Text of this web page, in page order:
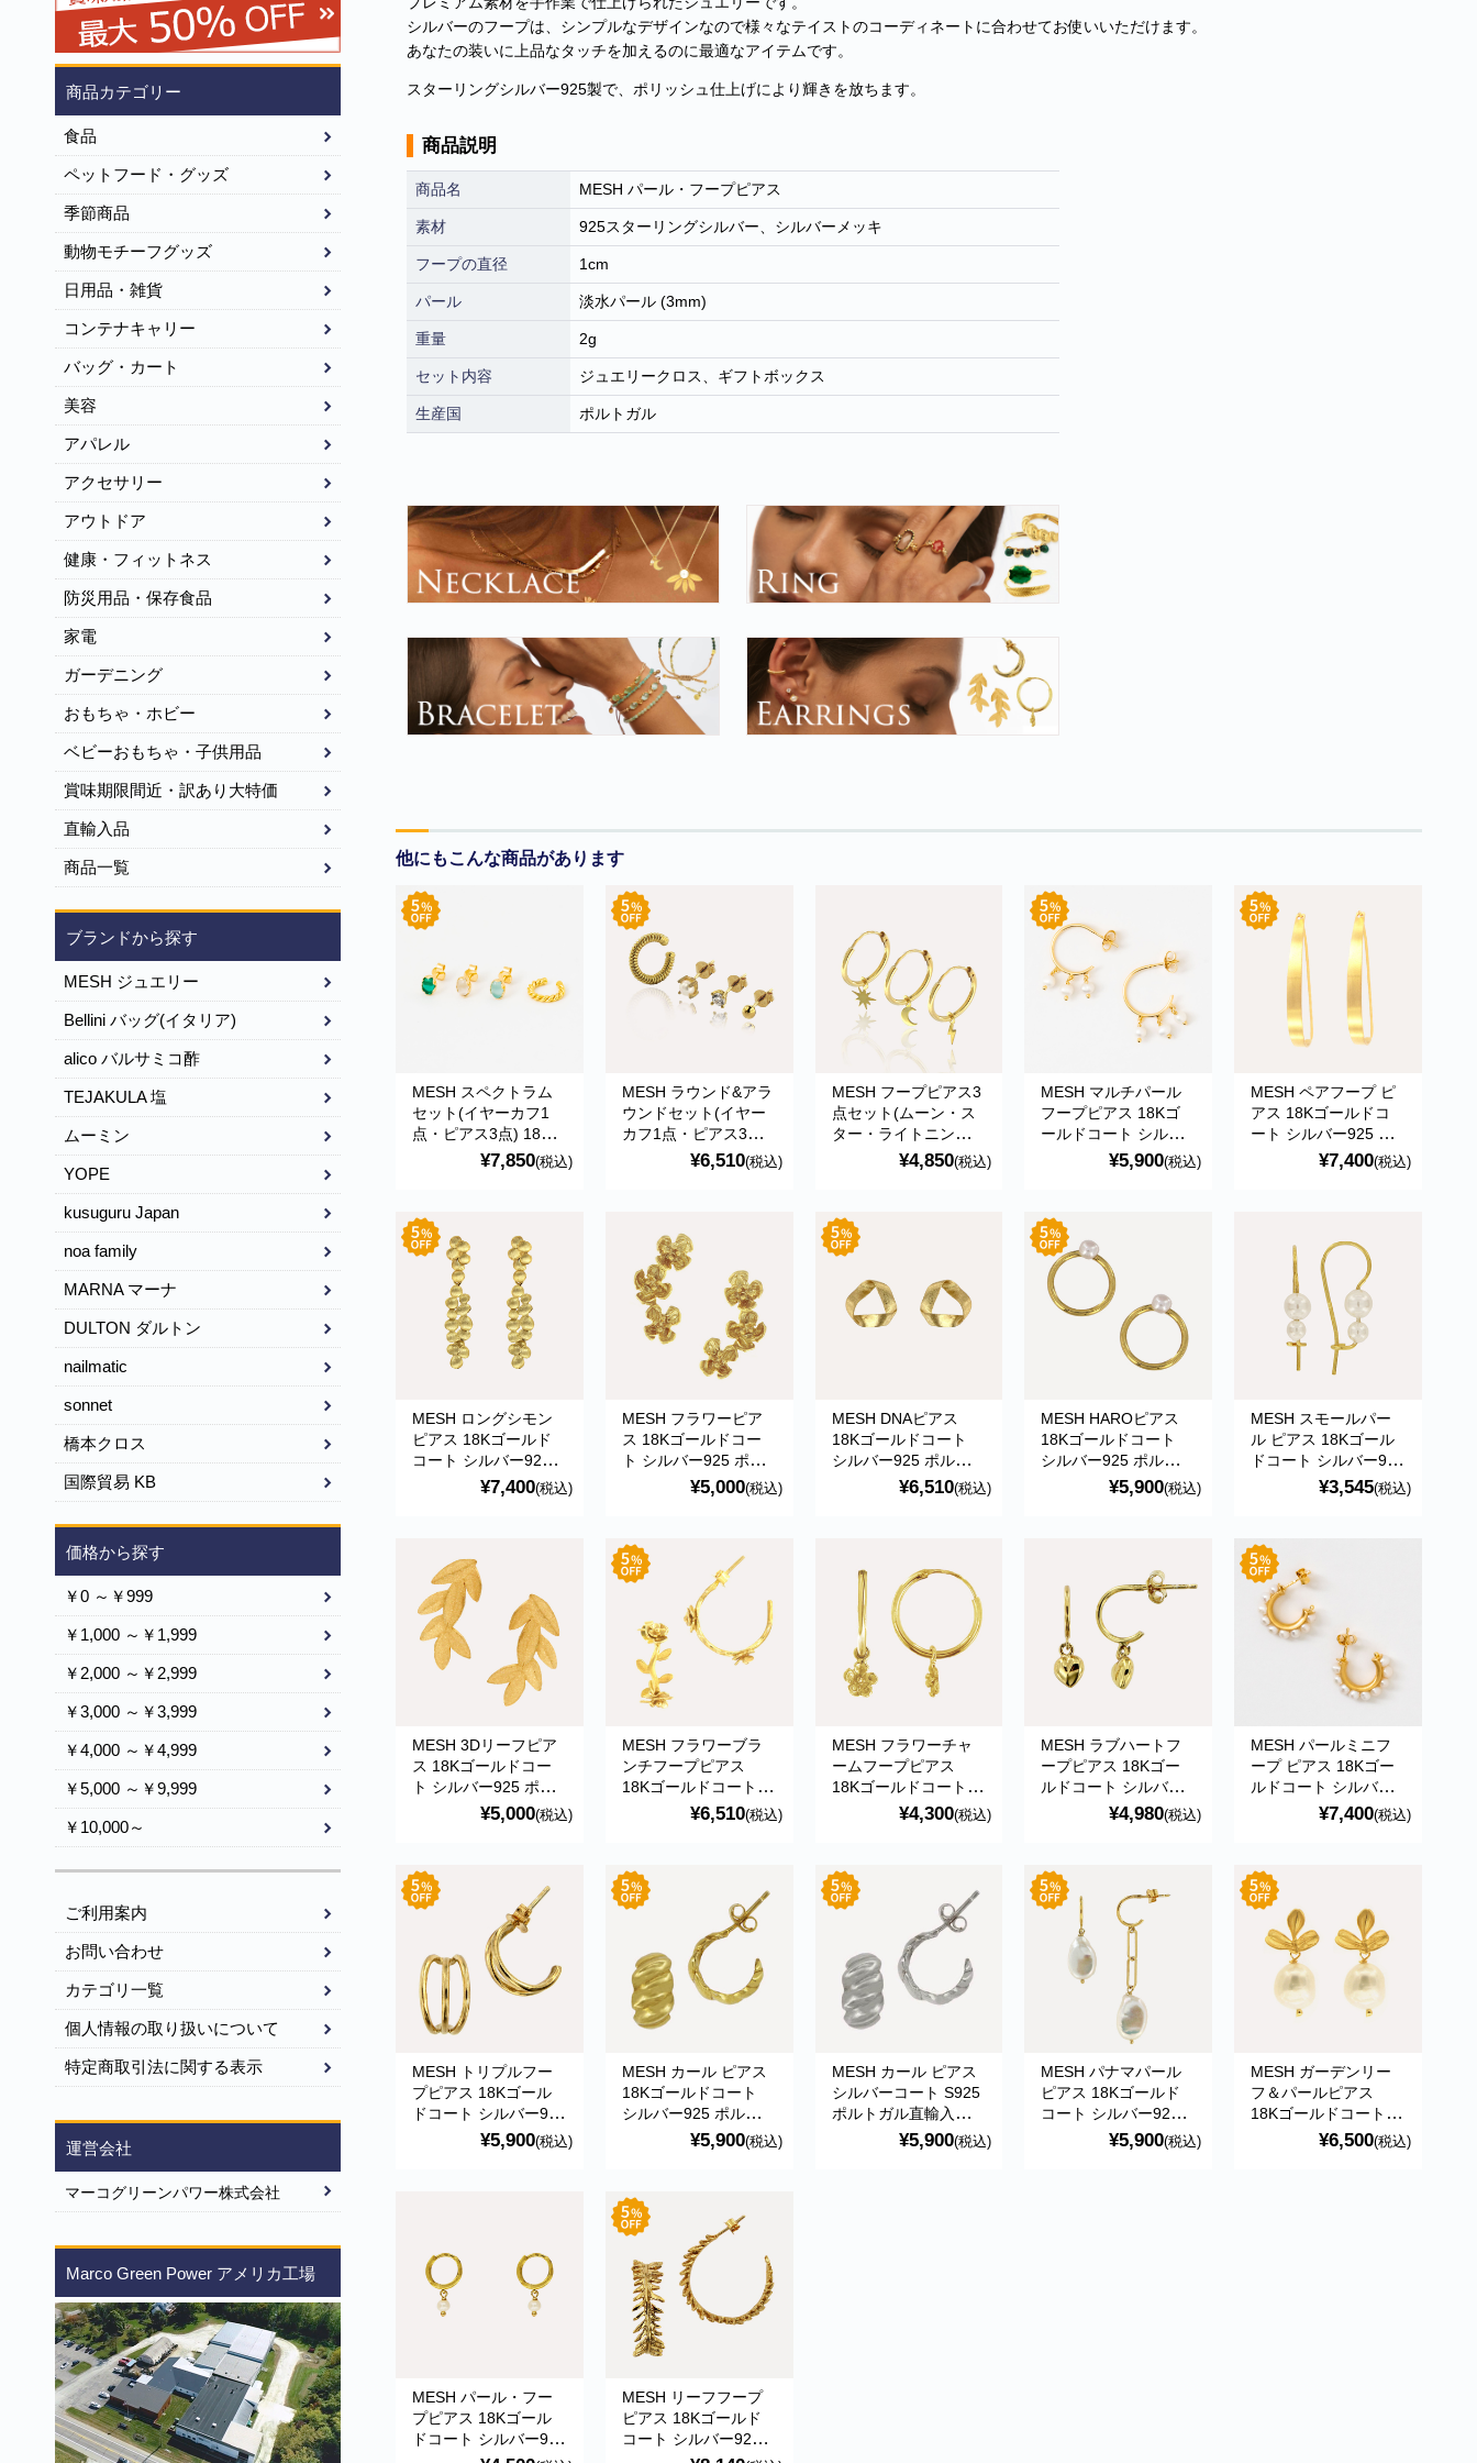
シルバーのフープは、シンプルなデザインなので様々なテイストのコーディネートに合わせてお使いいただけます。
あなたの装いに上品なタッチを加えるのに最適なアイテムです。
スターリングシルバー925製で、ポリッシュ仕上げにより輝きを放ちます。
商品説明
商品名 MESH パール・フープピアス
素材 925スターリングシルバー シルバーメッキ
フープの直径 1cm
パール 淡水パール (3mm)
重量 2g
セット内容 ジュエリークロス、ギフトボックス
生産国 ポルトガル
他にもこんな商品があります
MESH スペクトラム
セット(イヤーカフ1
点・ピアス3点) 18Kゴ
ールドコート シルバ
ー925 ポルトガル直輸
Earrings
¥7,850(税込)
MESH ラウンド&アラ
ウンドセット(イヤー
カフ1点・ピアス3点)
18Kゴールドコート
シルバー925 ポルトガ
¥6,510(税込)
MESH フープピアス3
点セット(ムーン・ス
ター・ライトニング)
18Kゴールドコート
シルバー925 ポルトガ
Gold Earrings
¥4,850(税込)
MESH マルチパール
フープピアス 18Kゴ
ールドコート シルバ
ー925 ポルトガル直輸
入 ARG0037M Gold
¥5,900(税込)
MESH ペアフープ ピ
アス 18Kゴールドコ
ート シルバー925 ポ
ルトガル直輸入
ARG0007 Gold
¥7,400(税込)
MESH ロングシモン
ピアス 18Kゴールド
コート シルバー925
ポルトガル直輸入
BRI358 Gold Earrings
¥7,400(税込)
MESH フラワーピア
ス 18Kゴールドコー
ト シルバー925 ポル
トガル直輸入
BRI0023MF Gold
¥5,000(税込)
MESH DNAピアス
18Kゴールドコート
シルバー925 ポルトガ
ル直輸入 BRI0332
Gold Earrings
¥6,510(税込)
MESH HAROピアス
18Kゴールドコート
シルバー925 ポルトガ
ル直輸入 BRI0103
Gold Earrings
¥5,900(税込)
MESH スモールパー
ル ピアス 18Kゴール
ドコート シルバー925
ポルトガル直輸入
BRI369 Gold Earrings
¥3,545(税込)
MESH 3Dリーフピア
ス 18Kゴールドコー
ト シルバー925 ポル
トガル直輸入
BRI00233D Gold
¥5,000(税込)
MESH フラワーブラ
ンチフープピアス
18Kゴールドコート
シルバー925 ポルトガ
ル直輸入 BRI0061F
¥6,510(税込)
MESH フラワーチャ
ームフープピアス
18Kゴールドコート
シルバー925 ポルトガ
ル直輸入 ARG0014G
¥4,300(税込)
MESH ラブハートフ
ープピアス 18Kゴー
ルドコート シルバー
925 ポルトガル直輸入
ARG337 Gold
¥4,980(税込)
MESH パールミニフ
ープ ピアス 18Kゴー
ルドコート シルバー
925 ポルトガル直輸入
ARG0025MI Gold
¥7,400(税込)
MESH トリプルフー
プピアス 18Kゴール
ドコート シルバー925
ポルトガル直輸入
ARG0042 Gold
¥5,900(税込)
MESH カール ピアス
18Kゴールドコート
シルバー925 ポルトガ
ル直輸入 ARG050
Gold Earrings
¥5,900(税込)
MESH カール ピアス
シルバーコート S925
ポルトガル直輸入
ARG050 Silver
¥5,900(税込)
MESH パナマパール
ピアス 18Kゴールド
コート シルバー925
ポルトガル直輸入
ARG339 Gold
¥5,900(税込)
MESH ガーデンリー
フ＆パールピアス
18Kゴールドコート
シルバー925 ポルトガ
ル直輸入 BRI0044
¥6,500(税込)
MESH パール・フー
プピアス 18Kゴール
ドコート シルバー925
MESH リーフフープ
ピアス 18Kゴールド
コート シルバー925
商品カテゴリー
食品
ペットフード・グッズ
季節商品
動物モチーフグッズ
日用品・雑貨
コンテナキャリー
バッグ・カート
美容
アパレル
アクセサリー
アウトドア
健康・フィットネス
防災用品・保存食品
家電
ガーデニング
おもちゃ・ホビー
ベビーおもちゃ・子供用品
賞味期限間近・訳あり大特価
直輸入品
商品一覧
ブランドから探す
MESH ジュエリー
Bellini バッグ(イタリア)
alico バルサミコ酢
TEJAKULA 塩
ムーミン
YOPE
kusuguru Japan
noa family
MARNA マーナ
DULTON ダルトン
nailmatic
sonnet
橋本クロス
国際貿易 KB
価格から探す
￥0 ～￥999
￥1,000 ～￥1,999
￥2,000 ～￥2,999
￥3,000 ～￥3,999
￥4,000 ～￥4,999
￥5,000 ～￥9,999
￥10,000～
ご利用案内
お問い合わせ
カテゴリ一覧
個人情報の取り扱いについて
特定商取引法に関する表示
運営会社
マーコグリーンパワー株式会社
Marco Green Power アメリカ工場